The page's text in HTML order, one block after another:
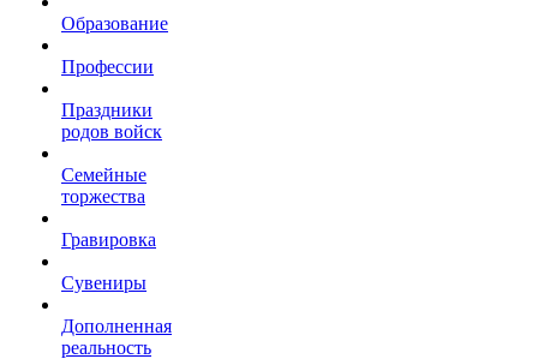
Образование
Профессии
Праздники
родов войск
Семейные
торжества
Гравировка
Сувениры
Дополненная
реальность